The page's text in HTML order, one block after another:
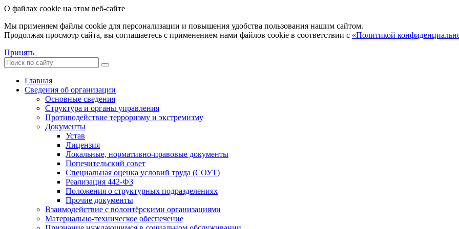
О файлах cookie на этом веб-сайте
Мы применяем файлы cookie для персонализации и повышения удобства пользования нашим сайтом.
Продолжая просмотр сайта, вы соглашаетесь с применением нами файлов cookie в соответствии с «Политикой
Принять
Главная
Сведения об организации
Основные сведения
Структура и органы управления
Противодействие терроризму и экстремизму
Документы
Устав
Лицензия
Локальные, нормативно-правовые документы
Попечительский совет
Специальная оценка условий труда (СОУТ)
Реализация 442-ФЗ
Положения о структурных подразделениях
Прочие документы
Взаимодействие с волонтёрскими организациями
Материально-техническое обеспечение